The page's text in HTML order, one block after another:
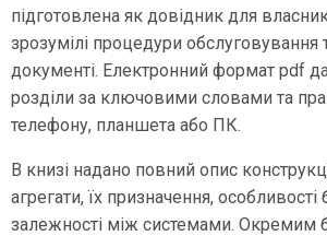
підготовлена як довідник для
зрозумілі процедури
документі. Електронний формат pdf
розділи за ключовими словами та
телефону, планшета або ПК.
В книзі надано повний опис
агрегати, їх призначення,
залежності між системами. Окремим